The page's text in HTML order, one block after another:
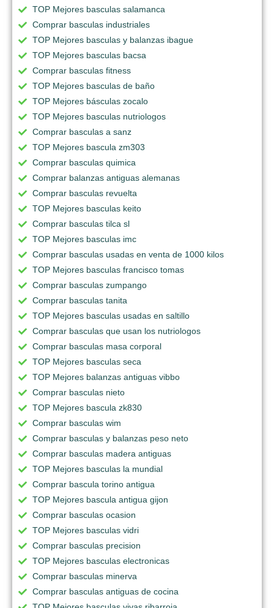
TOP Mejores basculas salamanca
Comprar basculas industriales
TOP Mejores basculas y balanzas ibague
TOP Mejores basculas bacsa
Comprar basculas fitness
TOP Mejores basculas de baño
TOP Mejores básculas zocalo
TOP Mejores basculas nutriologos
Comprar basculas a sanz
TOP Mejores bascula zm303
Comprar basculas quimica
Comprar balanzas antiguas alemanas
Comprar basculas revuelta
TOP Mejores basculas keito
Comprar basculas tilca sl
TOP Mejores basculas imc
Comprar basculas usadas en venta de 1000 kilos
TOP Mejores basculas francisco tomas
Comprar basculas zumpango
Comprar basculas tanita
TOP Mejores basculas usadas en saltillo
Comprar basculas que usan los nutriologos
Comprar basculas masa corporal
TOP Mejores basculas seca
TOP Mejores balanzas antiguas vibbo
Comprar basculas nieto
TOP Mejores bascula zk830
Comprar basculas wim
Comprar basculas y balanzas peso neto
Comprar basculas madera antiguas
TOP Mejores basculas la mundial
Comprar bascula torino antigua
TOP Mejores bascula antigua gijon
Comprar basculas ocasion
TOP Mejores basculas vidri
Comprar basculas precision
TOP Mejores basculas electronicas
Comprar basculas minerva
Comprar basculas antiguas de cocina